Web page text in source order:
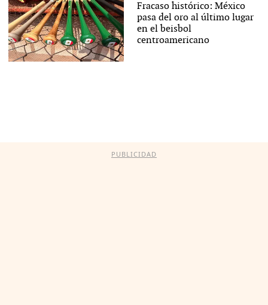
Fracaso histórico: México
pasa del oro al último lugar
en el beisbol
centroamericano
PUBLICIDAD